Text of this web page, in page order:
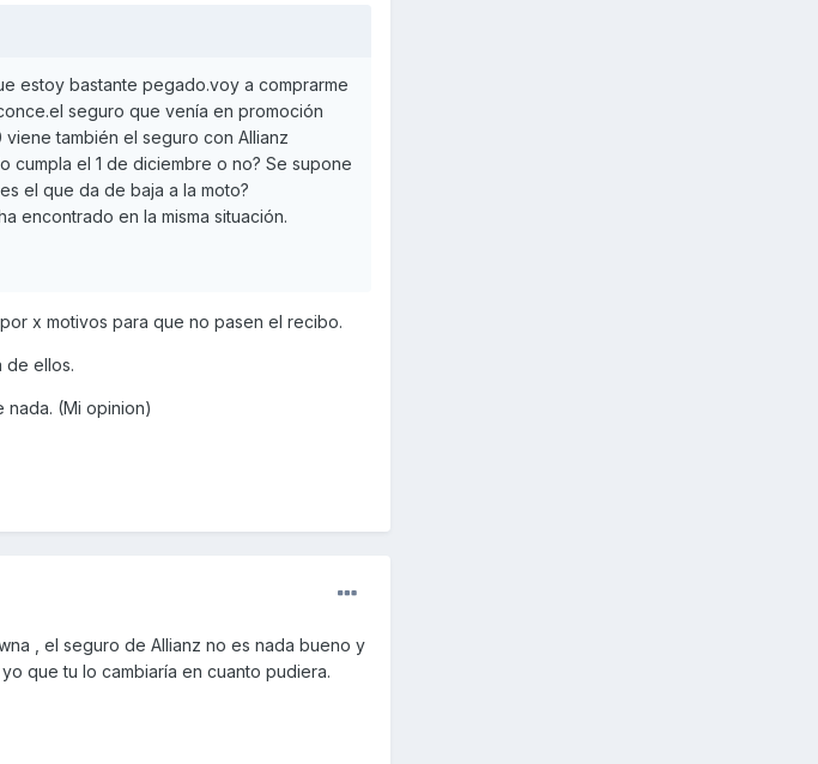
estoy bastante pegado.voy a comprarme
seguro que venía en promoción
también el seguro con Allianz
cumpla el 1 de diciembre o no? Se supone
el que da de baja a la moto?
encontrado en la misma situación.
x motivos para que no pasen el recibo.
de ellos.
(Mi opinion)
, el seguro de Allianz no es nada bueno y
que tu lo cambiaría en cuanto pudiera.